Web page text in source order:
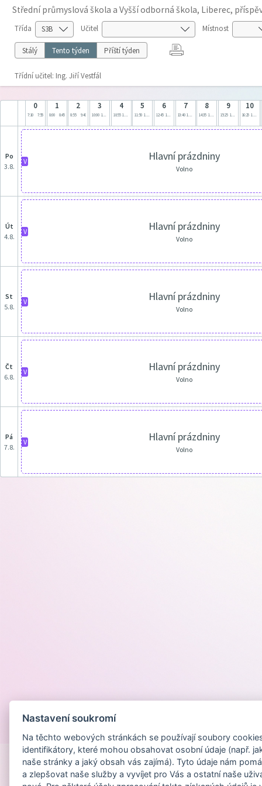
Střední průmyslová škola a Vyšší odborná škola, Liberec,
Třída Učitel Místnost
Stálý Tento týden Příští týden
Třídní učitel: Ing. Jiří Vestfál
0
7:10 7:55
1
8:00 8:45
2
8:55 9:40
3
10:00 10:45
4
10:55 11:40
5
11:50 12:35
6
12:45 13:30
7
13:40 14:25
8
14:35 15:20
9
15:25 16:10
10
16:25 17:10
po
3.8.
V Hlavní prázdniny
Volno
út
4.8.
V Hlavní prázdniny
Volno
st
5.8.
V Hlavní prázdniny
Volno
čt
6.8.
V Hlavní prázdniny
Volno
pá
7.8.
V Hlavní prázdniny
Volno
Nastavení soukromí
Na těchto webových stránkách se používají soubory
identifikátory, které mohou obsahovat osobní údaje (např.
naše stránky a jaký obsah vás zajímá). Tyto údaje nám
a zlepšovat naše služby a vyvíjet pro Vás a ostatní naše